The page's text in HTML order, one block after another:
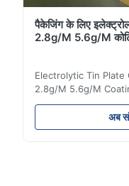
पैकेजिंग के लिए
2.8g/M 5.6g/M
Electrolytic Tin Plate
2.8g/M 5.6g/M
Electrolytic Tin
2.8/2.8 & 5.6/5.6g/m
TFS Electrolytic Tin
अब